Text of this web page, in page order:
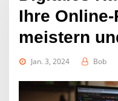
Ihre
meistern
Jan. 3, 2024 Bob